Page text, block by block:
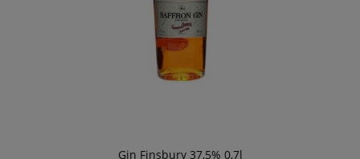
Gin Finsbury 37,5% 0,7l